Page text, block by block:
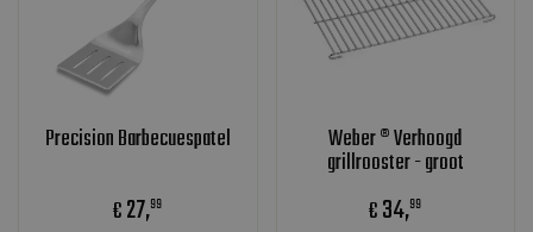
Precision Barbecuespatel
€27,99
Weber ® Verhoogd
grillrooster - groot
€34,99